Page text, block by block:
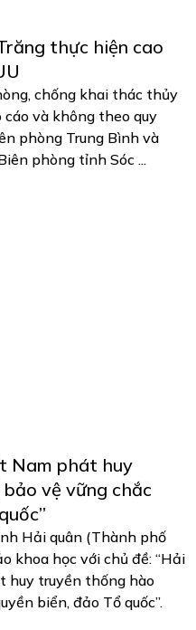
thực hiện cao
chống khai thác thủy
và không theo quy
phòng Trung Bình và
phòng tỉnh Sóc ...
Nam phát huy
vệ vững chắc
Hải quân (Thành phố
khoa học với chủ đề: “Hải
huy truyền thống hào
biển, đảo Tổ quốc”.